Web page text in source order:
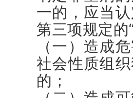
一的，应当
第三项规定的
（一）造成
社会性质组
的；